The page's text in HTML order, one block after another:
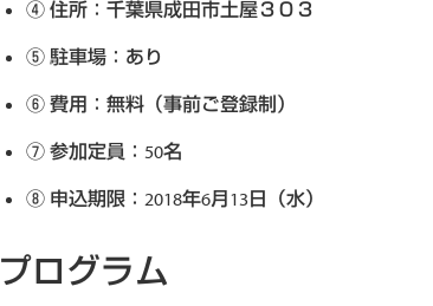
住所：千葉県成田市土屋３０３
駐車場：あり
費用：無料（事前ご登録制）
参加定員：50名
申込期限：2018年6月13日（水）
プログラム